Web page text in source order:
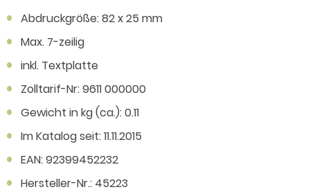
Abdruckgröße: 82 x 25 mm
Max. 7-zeilig
inkl. Textplatte
Zolltarif-Nr: 9611 000000
Gewicht in kg (ca.): 0.11
Im Katalog seit: 11.11.2015
EAN: 92399452232
Hersteller-Nr.: 45223